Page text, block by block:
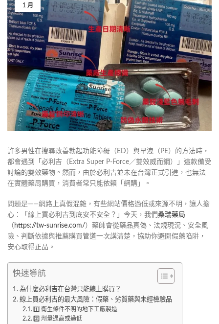
1 月
許多男性在搜尋改善勃起功能障礙（ED）與早洩（PE）的方法時，
都會遇到「必利吉（Extra Super P-Force／雙效威而鋼）」這款備受
討論的雙效藥物。然而，由於必利吉並未在台灣正式引進，也無法
在實體藥局購買，消費者常只能依賴「網購」。
問題是——網路上真假混雜，有些網站價格過低或來源不明，讓人擔
心：「線上買必利吉到底安不安全？」今天，我們桑瑞藥局
（ https://tw-sunrise.com/）藥師會從藥品真偽、法規現況、安全風
險、判斷依據與推薦購買管道一次講清楚，協助你避開假藥陷阱，
安心取得正品。
快速導航
為什麼必利吉在台灣只能線上購買？
線上買必利吉的最大風險：假藥、劣質藥與未經檢驗品
1️⃣ 衛生條件不明的地下工廠製造
2️⃣ 劑量過高或過低